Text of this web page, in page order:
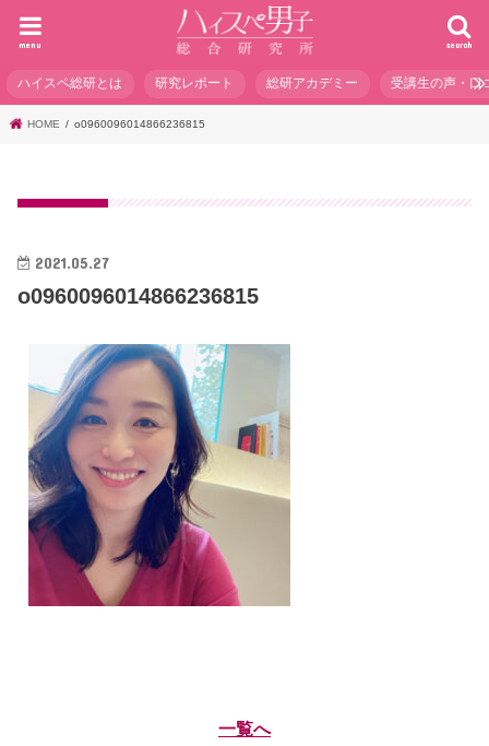
search
menu
ハイスペ総研とは 研究レポート 総研アカデミー 受講生の声・口
HOME o0960096014866236815
2021.05.27
o0960096014866236815
一覧へ